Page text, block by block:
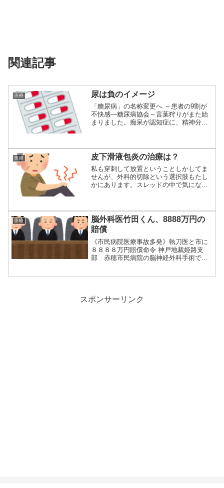
関連記事
医療 尿は負のイメージ
「糖尿病」の名称変更へ ～患者の9割が
不快感―糖尿病協会～言葉狩りがまた始
まりました。痴呆が認知症に、精神分裂
医療 皮下滑液包炎の治療は？
私も穿刺して放置ということしかしてま
せんが、外科的切除という選択肢もたし
かにあります。スレッドの中で気になっ
医療
脳外科医竹田くん、8888万円の
賠償
《市民病院医療事故多発》執刀医と市に
８８８８万円賠償命令 神戸地裁姫路支
部 赤穂市民病院の脳神経外科手術で誤
スポンサーリンク